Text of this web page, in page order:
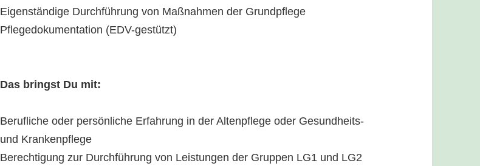
Eigenständige Durchführung von Maßnahmen der Grundpflege
Pflegedokumentation (EDV-gestützt)
Das bringst Du mit:
Berufliche oder persönliche Erfahrung in der Altenpflege oder Gesundheits-
und Krankenpflege
Berechtigung zur Durchführung von Leistungen der Gruppen LG1 und LG2